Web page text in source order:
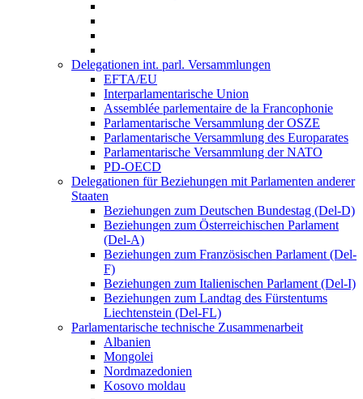
Delegationen int. parl. Versammlungen
EFTA/EU
Interparlamentarische Union
Assemblée parlementaire de la Francophonie
Parlamentarische Versammlung der OSZE
Parlamentarische Versammlung des Europarates
Parlamentarische Versammlung der NATO
PD-OECD
Delegationen für Beziehungen mit Parlamenten anderer
Staaten
Beziehungen zum Deutschen Bundestag (Del-D)
Beziehungen zum Österreichischen Parlament
(Del-A)
Beziehungen zum Französischen Parlament (Del-
F)
Beziehungen zum Italienischen Parlament (Del-I)
Beziehungen zum Landtag des Fürstentums
Liechtenstein (Del-FL)
Parlamentarische technische Zusammenarbeit
Albanien
Mongolei
Nordmazedonien
Kosovo moldau